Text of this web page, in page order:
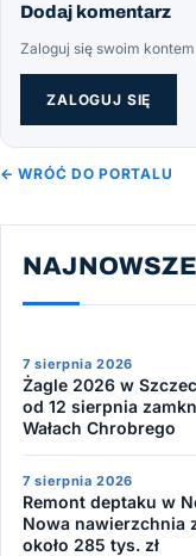
Dodaj komentarz
Zaloguj się swoim
ZALOGUJ SIĘ
← WRÓĆ DO PORTALU
NAJNOWSZE
7 sierpnia 2026
Żagle 2026 w
od 12 sierpnia
Wałach Chrobrego
7 sierpnia 2026
Remont deptaku w
Nowa nawierzchnia
około 285 tys. zł